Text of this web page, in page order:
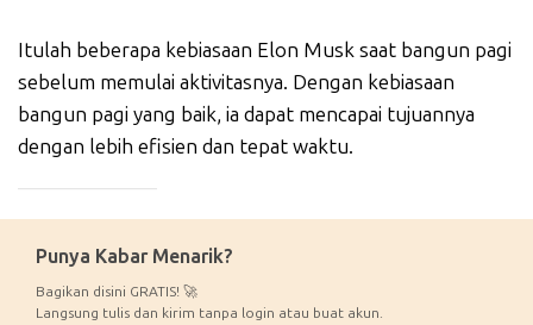
Itulah beberapa kebiasaan Elon Musk saat bangun pagi
sebelum memulai aktivitasnya. Dengan kebiasaan
bangun pagi yang baik, ia dapat mencapai tujuannya
dengan lebih efisien dan tepat waktu.
Punya Kabar Menarik?
Bagikan disini GRATIS! 🚀
Langsung tulis dan kirim tanpa login atau buat akun.